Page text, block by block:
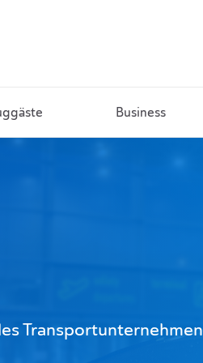
Business
Transportunternehmen